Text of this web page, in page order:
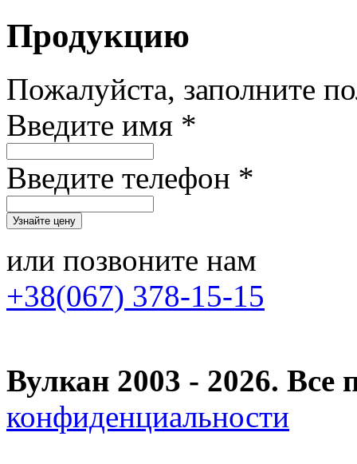
Продукцию
Пожалуйста, заполните
Введите имя *
Введите телефон *
или позвоните нам
+38(067) 378-15-15
Вулкан 2003 - 2026.
конфиденциальности